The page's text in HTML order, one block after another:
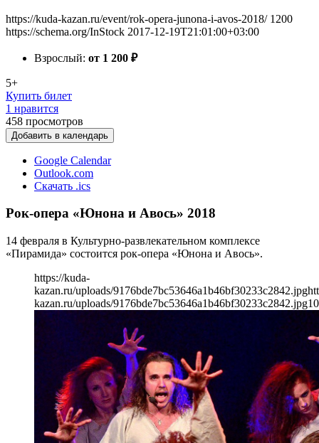
https://kuda-kazan.ru/event/rok-opera-junona-i-avos-2018/ 1200
https://schema.org/InStock 2017-12-19T21:01:00+03:00
Взрослый: от 1 200 ₽
5+
Купить билет
1 нравится
458 просмотров
Добавить в календарь
Google Calendar
Outlook.com
Скачать .ics
Рок-опера «Юнона и Авось» 2018
14 февраля в Культурно-развлекательном комплексе
«Пирамида» состоится рок-опера «Юнона и Авось».
https://kuda-
kazan.ru/uploads/9176bde7bc53646a1b46bf30233c2842.jpg
kazan.ru/uploads/9176bde7bc53646a1b46bf30233c2842.jpg